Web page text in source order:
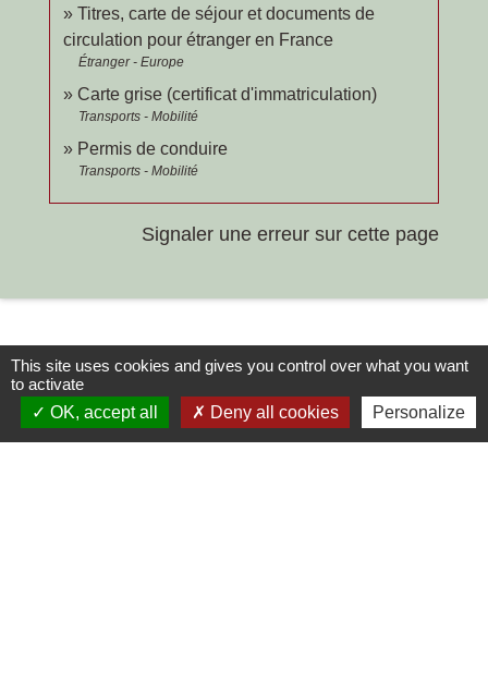
Titres, carte de séjour et documents de
circulation pour étranger en France
Étranger - Europe
Carte grise (certificat d'immatriculation)
Transports - Mobilité
Permis de conduire
Transports - Mobilité
Signaler une erreur sur cette page
Contacts
This site uses cookies and gives you control over what you want
to activate
OK, accept all
Deny all cookies Personalize